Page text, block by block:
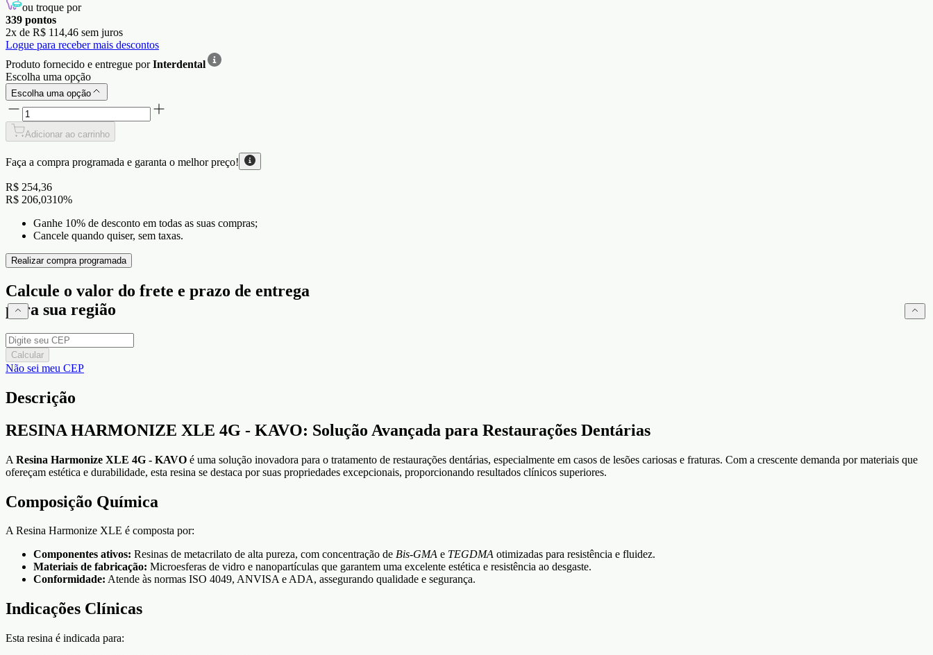
ou troque por
339 pontos
2x de R$ 114,46 sem juros
Logue para receber mais descontos
Produto fornecido e entregue porInterdental
Escolha uma opção
Escolha uma opção
Adicionar ao carrinho
Faça a compra programada e garanta o melhor preço!
R$ 254,36
R$ 206,0310%
Ganhe 10% de desconto em todas as suas compras;
Cancele quando quiser, sem taxas.
Realizar compra programada
Calcule o valor do frete e prazo de entrega
para sua região
Calcular
Não sei meu CEP
Descrição
RESINA HARMONIZE XLE 4G - KAVO: Solução Avançada para Restaurações Dentárias
A Resina Harmonize XLE 4G - KAVO é uma solução inovadora para o tratamento de restaurações dentárias, especialmente em casos de lesões cariosas e fraturas. Com a crescente demanda por materiais que
ofereçam estética e durabilidade, esta resina se destaca por suas propriedades excepcionais, proporcionando resultados clínicos superiores.
Composição Química
A Resina Harmonize XLE é composta por:
Componentes ativos: Resinas de metacrilato de alta pureza, com concentração de Bis-GMA e TEGDMA otimizadas para resistência e fluidez.
Materiais de fabricação: Microesferas de vidro e nanopartículas que garantem uma excelente estética e resistência ao desgaste.
Conformidade: Atende às normas ISO 4049, ANVISA e ADA, assegurando qualidade e segurança.
Indicações Clínicas
Esta resina é indicada para: